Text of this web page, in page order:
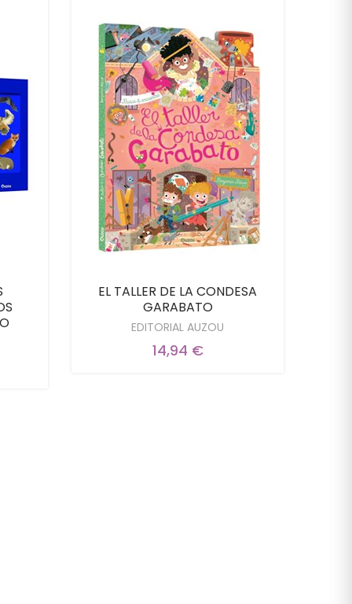
EL TALLER DE LA CONDESA
GARABATO
EDITORIAL AUZOU
14,94 €